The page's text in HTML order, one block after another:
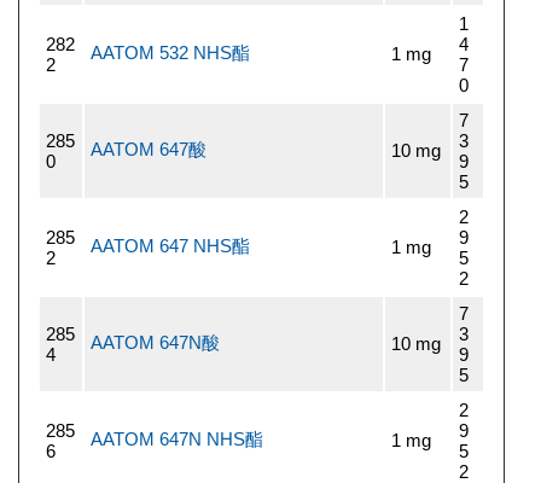
282
2
AATOM 532 NHS酯 1 mg
1
4
7
0
285
0
AATOM 647酸 10 mg
7
3
9
5
285
2
AATOM 647 NHS酯 1 mg
2
9
5
2
285
4
AATOM 647N酸 10 mg
7
3
9
5
285
6
AATOM 647N NHS酯 1 mg
2
9
5
2